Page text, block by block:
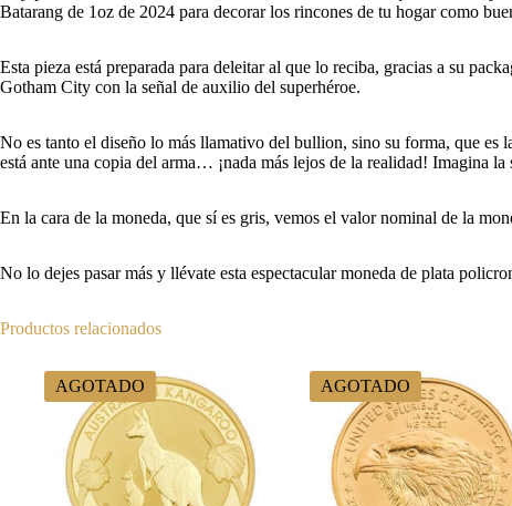
Batarang de 1oz de 2024 para decorar los rincones de tu hogar como
Esta pieza está preparada para deleitar al que lo reciba, gracias a su
Gotham City con la señal de auxilio del superhéroe.
No es tanto el diseño lo más llamativo del bullion, sino su forma, que es
está ante una copia del arma… ¡nada más lejos de la realidad! Imagina
En la cara de la moneda, que sí es gris, vemos el valor nominal de la
No lo dejes pasar más y llévate esta espectacular moneda de plata
Productos relacionados
AGOTADO AGOTADO